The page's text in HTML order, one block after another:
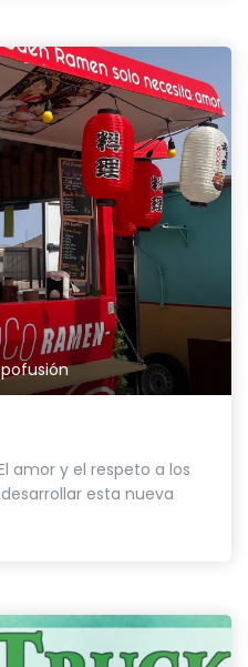
amor y el respeto a los
esta nueva